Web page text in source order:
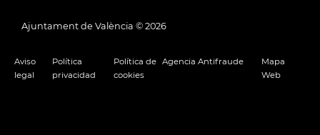
Ajuntament de València © 2026
Aviso
legal
Política
privacidad
Política de
cookies
Agencia Antifraude
Mapa
Web